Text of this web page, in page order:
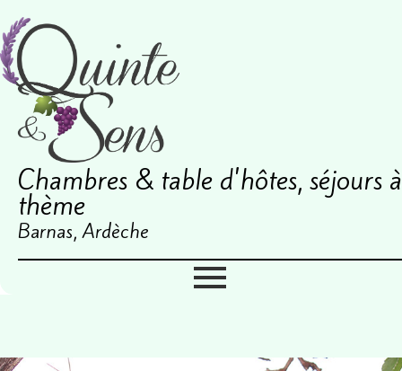
Chambres & table d'hôtes, séjours à
thème
Barnas, Ardèche